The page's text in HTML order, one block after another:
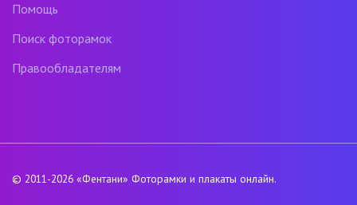
Помощь
Поиск фоторамок
Правообладателям
© 2011-2026 «Фентани» Фоторамки и плакаты онлайн.